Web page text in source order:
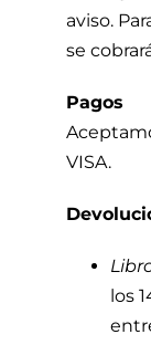
aviso.
se
Pagos
VISA.
los